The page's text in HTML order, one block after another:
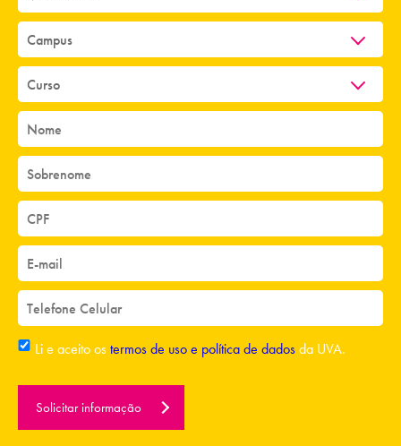
Li e aceito ostermos de uso e política de dadosda UVA.
Solicitar informação